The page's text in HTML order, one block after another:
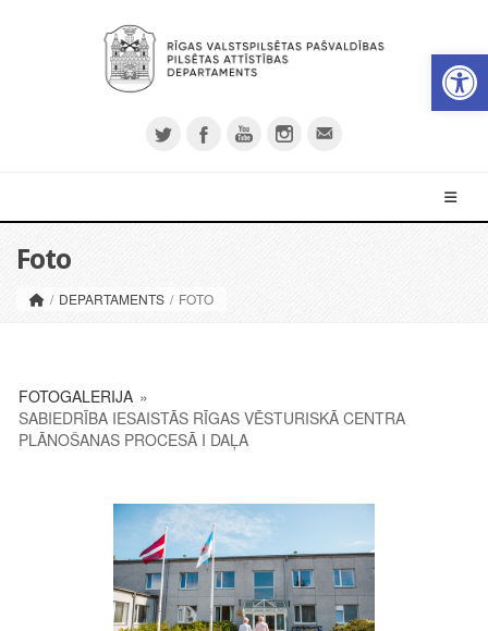
Foto
/ DEPARTAMENTS / FOTO
FOTOGALERIJA »
SABIEDRĪBA IESAISTĀS RĪGAS VĒSTURISKĀ CENTRA
PLĀNOŠANAS PROCESĀ I DAĻA